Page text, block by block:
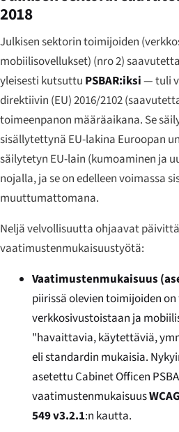
2018
Julkisen sektorin toimijoiden
mobiilisovellukset) (nro 2)
yleisesti kutsuttu PSBAR:iksi— tuli
direktiivin (EU) 2016/2102
toimeenpanon määräaikana. Se
sisällytettynä EU-lakina Euroopan
säilytetyn EU-lain (kumoaminen ja
nojalla, ja se on edelleen voimassa
muuttumattomana.
Neljä velvollisuutta ohjaavat
vaatimustenmukaisuustyötä:
Vaatimustenmukaisuus
piirissä olevien toimijoiden
verkkosivustoistaan ja
"havaittavia, käytettäviä,
eli standardin mukaisia.
asetettu Cabinet Officen
vaatimustenmukaisuus
549 v3.2.1:n kautta.